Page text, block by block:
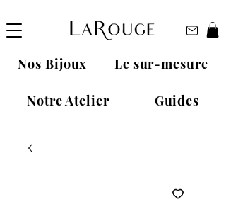
Nos Bijoux Le sur-mesure
Notre Atelier Guides